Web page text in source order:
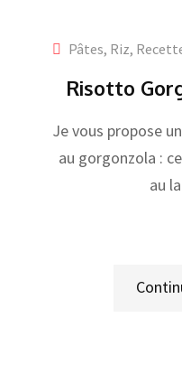
Pâtes, Riz,
Risotto
Je vous propose
au gorgonzola :
au